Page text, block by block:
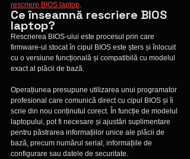
rescriere BIOS laptop.
Ce înseamnă rescriere BIOS
laptop?
Rescrierea BIOS-ului este procesul prin care
firmware-ul stocat în cipul BIOS este șters și înlocuit
cu o versiune funcțională și compatibilă cu modelul
exact al plăcii de bază.
Operațiunea presupune utilizarea unui programator
profesional care comunică direct cu cipul BIOS și îi
scrie din nou conținutul corect. În funcție de modelul
laptopului, pot fi necesare și ajustări suplimentare
pentru păstrarea informațiilor unice ale plăcii de
bază, precum numărul serial, informațiile de
configurare sau datele de securitate.